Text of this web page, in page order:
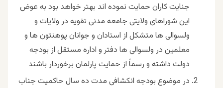
جنایت کاران حمایت نموده اند بهتر خواهد بود به عوض
این شوراهای ولایتی جامعه مدنی تقویه در ولایات و
ولسوالی ها متشکل از استادان و جوانان پوهنتون ها و
معلمین در ولسوالی ها دفتر و اداره مستقل از بودجه
دولت داشته و رسماً از حمایت پارلمان برخوردار باشند
در موضوع بودجه انکشافی مدت ده سال حاکمیت جناب